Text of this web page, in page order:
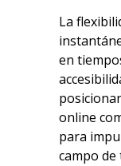
La
en
online
para
campo de